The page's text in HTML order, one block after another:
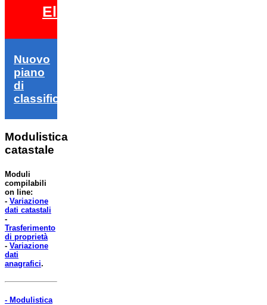
Elezioni 2026
Nuovo
piano
di
classifica
Modulistica
catastale
Moduli
compilabili
on line:
- Variazione
dati catastali
-
Trasferimento
di proprietà
- Variazione
dati
anagrafici.
- Modulistica